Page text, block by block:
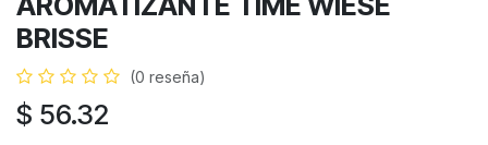
BRISSE
(0 reseña)
$ 56.32